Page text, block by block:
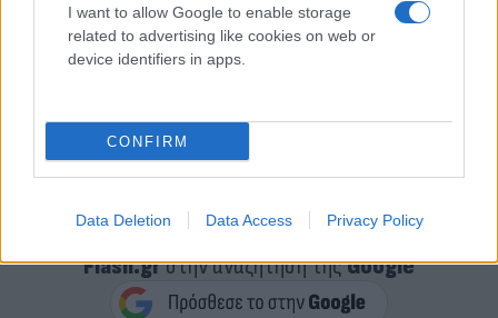
I want to allow Google to enable storage
related to advertising like cookies on web or
device identifiers in apps.
CONFIRM
Data Deletion Data Access Privacy Policy
Κάνε κλικ και δες περισσότερο
Flash.grστην αναζήτηση τηςGoogle